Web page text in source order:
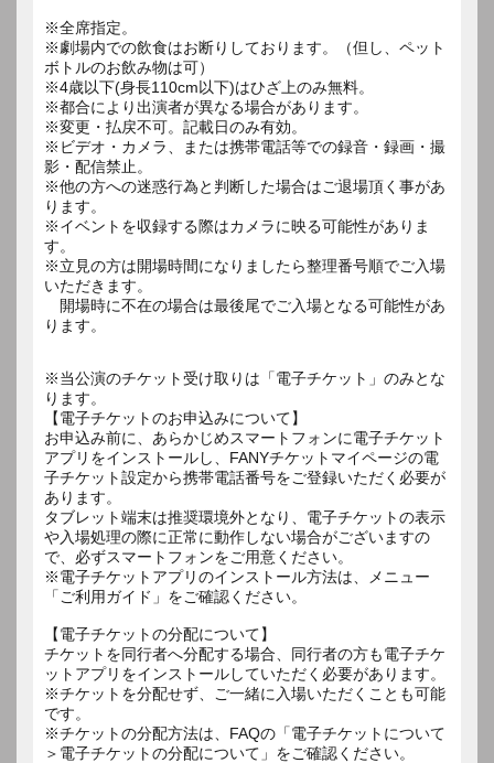
※全席指定。
※劇場内での飲食はお断りしております。（但し、ペット
ボトルのお飲み物は可）
※4歳以下(身長110cm以下)はひざ上のみ無料。
※都合により出演者が異なる場合があります。
※変更・払戻不可。記載日のみ有効。
※ビデオ・カメラ、または携帯電話等での録音・録画・撮
影・配信禁止。
※他の方への迷惑行為と判断した場合はご退場頂く事があ
ります。
※イベントを収録する際はカメラに映る可能性がありま
す。
※立見の方は開場時間になりましたら整理番号順でご入場
いただきます。
開場時に不在の場合は最後尾でご入場となる可能性があ
ります。
※当公演のチケット受け取りは「電子チケット」のみとな
ります。
【電子チケットのお申込みについて】
お申込み前に、あらかじめスマートフォンに電子チケット
アプリをインストールし、FANYチケットマイページの電
子チケット設定から携帯電話番号をご登録いただく必要が
あります。
タブレット端末は推奨環境外となり、電子チケットの表示
や入場処理の際に正常に動作しない場合がございますの
で、必ずスマートフォンをご用意ください。
※電子チケットアプリのインストール方法は、メニュー
「ご利用ガイド」をご確認ください。
【電子チケットの分配について】
チケットを同行者へ分配する場合、同行者の方も電子チケ
ットアプリをインストールしていただく必要があります。
※チケットを分配せず、ご一緒に入場いただくことも可能
です。
※チケットの分配方法は、FAQの「電子チケットについて
＞電子チケットの分配について」をご確認ください。